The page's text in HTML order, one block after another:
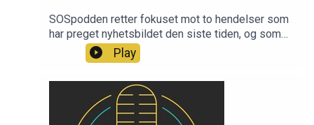
SOSpodden retter fokuset mot to hendelser som
har preget nyhetsbildet den siste tiden, og som
er av spesiell interesse for Harald og Sondre. For
eksempel, når uttaler man seg som privatperson
Play